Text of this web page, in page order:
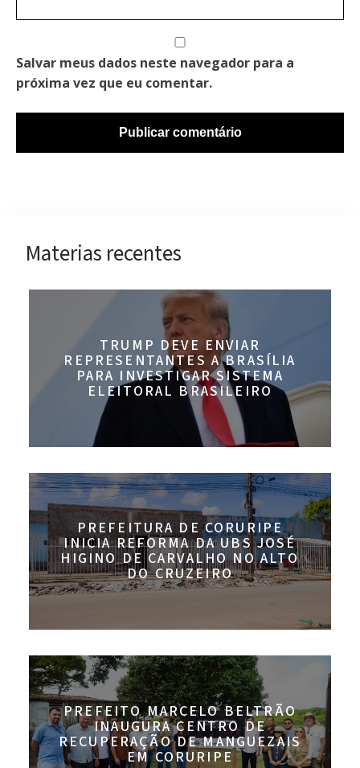
Salvar meus dados neste navegador para a
próxima vez que eu comentar.
Materias recentes
TRUMP DEVE ENVIAR
REPRESENTANTES A BRASÍLIA
PARA INVESTIGAR SISTEMA
ELEITORAL BRASILEIRO
PREFEITURA DE CORURIPE
INICIA REFORMA DA UBS JOSÉ
HIGINO DE CARVALHO NO ALTO
DO CRUZEIRO
PREFEITO MARCELO BELTRÃO
INAUGURA CENTRO DE
RECUPERAÇÃO DE MANGUEZAIS
EM CORURIPE